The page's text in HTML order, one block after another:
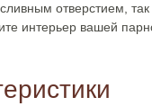
отверстием,
интерьер вашей